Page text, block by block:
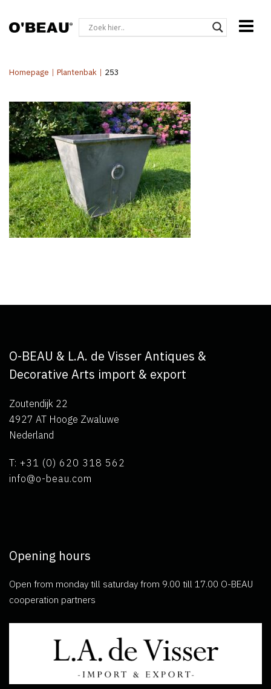
Homepage | Plantenbak | 253
O-BEAU & L.A. de Visser Antiques &
Decorative Arts import & export
Zoutendijk 22
4927 AT Hooge Zwaluwe
Nederland
T: +31 (0) 620 318 562
info@o-beau.com
Opening hours
Open from monday till saturday from 9.00 till 17.00 O-BEAU
cooperation partners